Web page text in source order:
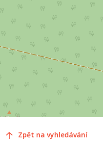
Zpět na vyhledávání